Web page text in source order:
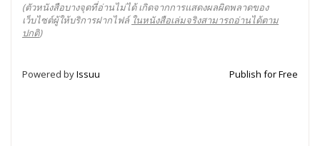
(ตัวหนังสือบางจุดที่อ่านไม่ได้ เกิดจากการแสดงผลผิดพลาดของ
เว็บไซต์ผู้ให้บริการฝากไฟล์ ในหนังสือเล่มจริงสามารถอ่านได้ตาม
ปกติ)
Powered byIssuu Publish for Free